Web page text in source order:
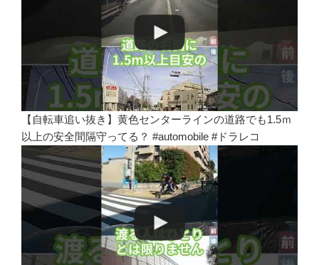
【自転車追い抜き】黄色センターラインの道路でも1.5ｍ
以上の安全間隔守ってる？ #automobile #ドラレコ